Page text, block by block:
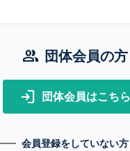
group 団体会員の方
login 団体会員はこちら
会員登録をしていない方